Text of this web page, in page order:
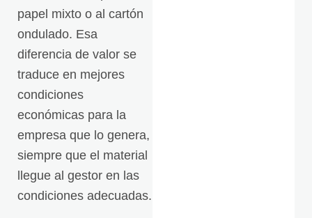
papel mixto o al cartón
ondulado. Esa
diferencia de valor se
traduce en mejores
condiciones
económicas para la
empresa que lo genera,
siempre que el material
llegue al gestor en las
condiciones adecuadas.